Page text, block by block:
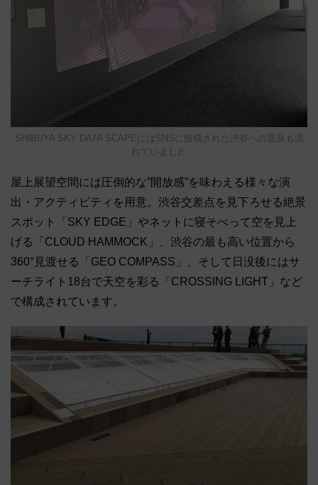
SHIBUYA SKY DATA SCAPEにはSNSに投稿された渋谷への言及も流
れていました
屋上展望空間には圧倒的な”開放感”を味わえる様々な演
出・アクティビティを用意。渋谷交差点を見下ろせる絶景
スポット「SKY EDGE」やネットに寝そべって空を見上
げる「CLOUD HAMMOCK」、渋谷の最も高い位置から
360°見渡せる「GEO COMPASS」、そして日没後にはサ
ーチライト18台で天空を彩る「CROSSING LIGHT」など
で構成されています。